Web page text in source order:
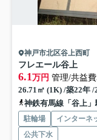
神戸市北区谷上西町
フレエール谷上
6.1万円 管理/共益費
26.71㎡ (1K) /築22年 /
神鉄有馬線「谷上
駐輪場 インターネ
公共下水